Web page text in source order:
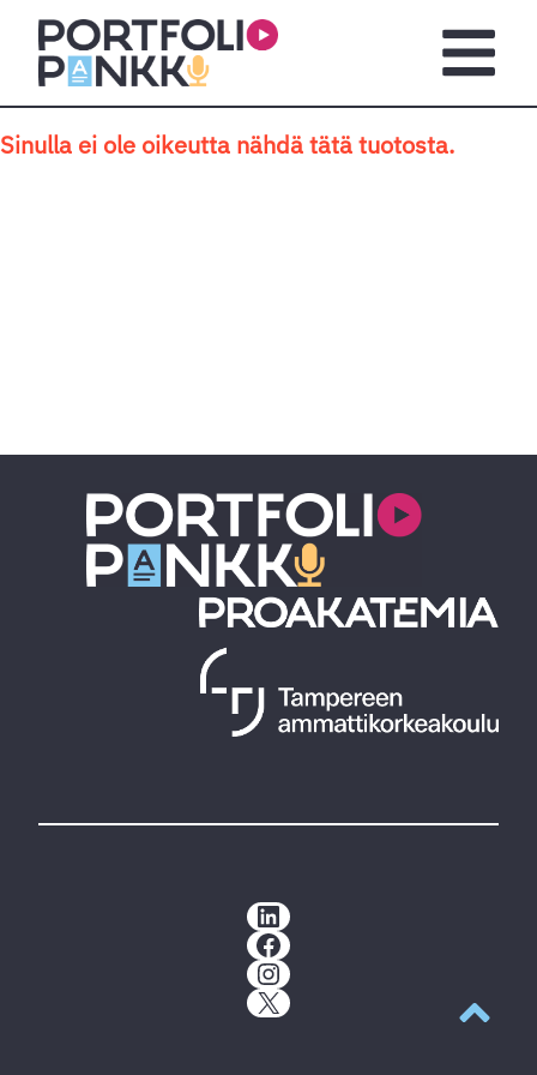
Siirry sisältöön
Sinulla ei ole oikeutta nähdä tätä tuotosta.
LinkedIn
Facebook
Instagram
X
Takaisin